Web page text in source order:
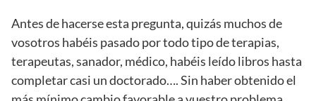
Antes de hacerse esta pregunta, quizás muchos de
vosotros habéis pasado por todo tipo de terapias,
terapeutas, sanador, médico, habéis leído libros hasta
completar casi un doctorado…. Sin haber obtenido el